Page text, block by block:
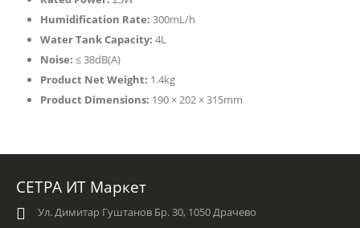
Humidification Rate: 300mL/h
Water Tank Capacity: 4L
Noise: ≤ 38dB(A)
Product Net Weight: 1.4kg
Product Dimensions: 190 × 202 × 315mm
СЕТРА ИТ Маркет
Ул. Димитар Гуштанов Бр. 30, 1050 Драчево